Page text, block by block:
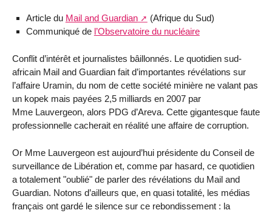
Article du Mail and Guardian
(Afrique du Sud)
Communiqué de l’Observatoire du nucléaire
Conflit d’intérêt et journalistes bâillonnés. Le quotidien sud-
africain Mail and Guardian fait d’importantes révélations sur
l’affaire Uramin, du nom de cette société minière ne valant pas
un kopek mais payées 2,5 milliards en 2007 par
Mme Lauvergeon, alors PDG d’Areva. Cette gigantesque faute
professionnelle cacherait en réalité une affaire de corruption.
Or Mme Lauvergeon est aujourd’hui présidente du Conseil de
surveillance de Libération et, comme par hasard, ce quotidien
a totalement "oublié" de parler des révélations du Mail and
Guardian. Notons d’ailleurs que, en quasi totalité, les médias
français ont gardé le silence sur ce rebondissement : la